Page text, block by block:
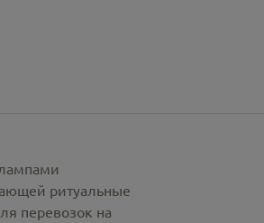
ритуальные
перевозок на